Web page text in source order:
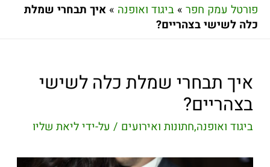
פורטל עמק חפר » ביגוד ואופנה » איך תבחרי שמלת
כלה לשישי בצהריים?
איך תבחרי שמלת כלה לשישי
בצהריים?
ביגוד ואופנה,חתונות ואירועים / על-ידיליאת שליו